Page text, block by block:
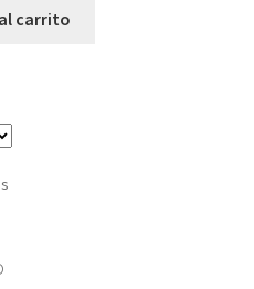
carrito